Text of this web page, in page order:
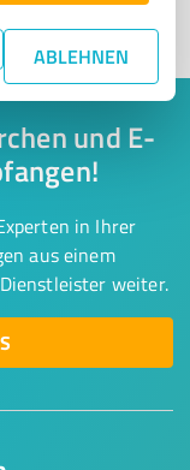
ABLEHNEN
und E-
in Ihrer
aus einem
weiter.